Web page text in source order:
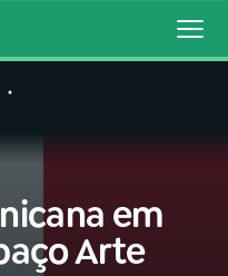
em
Arte